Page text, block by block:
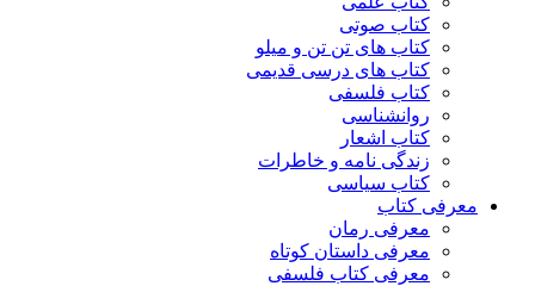
کتاب صوتی
کتاب های تن تن و میلو
کتاب های درسی قدیمی
کتاب فلسفی
روانشناسی
کتاب اشعار
زندگی نامه و خاطرات
کتاب سیاسی
معرفی کتاب
معرفی رمان
معرفی داستان کوتاه
معرفی کتاب فلسفی